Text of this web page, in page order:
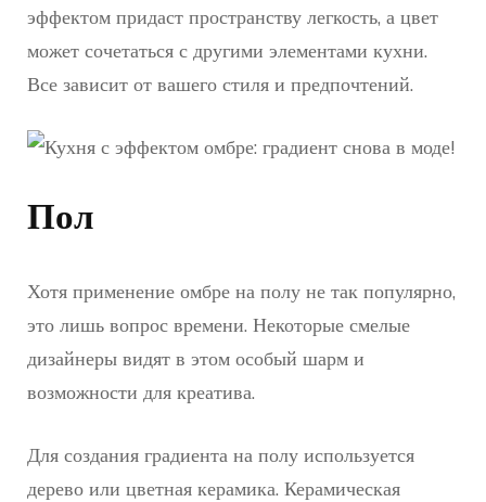
эффектом придаст пространству легкость, а цвет
может сочетаться с другими элементами кухни.
Все зависит от вашего стиля и предпочтений.
Пол
Хотя применение омбре на полу не так популярно,
это лишь вопрос времени. Некоторые смелые
дизайнеры видят в этом особый шарм и
возможности для креатива.
Для создания градиента на полу используется
дерево или цветная керамика. Керамическая